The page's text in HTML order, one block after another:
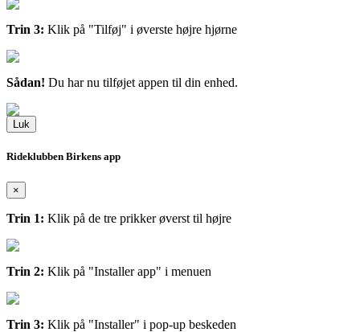
Trin 3: Klik på "Tilføj" i øverste højre hjørne
Sådan! Du har nu tilføjet appen til din enhed.
Luk
Rideklubben Birkens app
×
Trin 1: Klik på de tre prikker øverst til højre
Trin 2: Klik på "Installer app" i menuen
Trin 3: Klik på "Installer" i pop-up beskeden